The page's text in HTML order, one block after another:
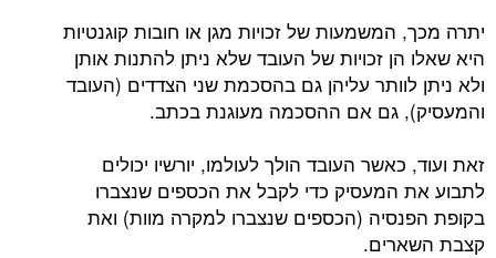
יתרה מכך, המשמעות של זכויות מגן או חובות קוגנטיות
היא שאלו הן זכויות של העובד שלא ניתן להתנות אותן
ולא ניתן לוותר עליהן גם בהסכמת שני הצדדים (העובד
והמעסיק), גם אם ההסכמה מעוגנת בכתב.
זאת ועוד, כאשר העובד הולך לעולמו, יורשיו יכולים
לתבוע את המעסיק כדי לקבל את הכספים שנצברו
בקופת הפנסיה (הכספים שנצברו למקרה מוות) ואת
קצבת השארים.